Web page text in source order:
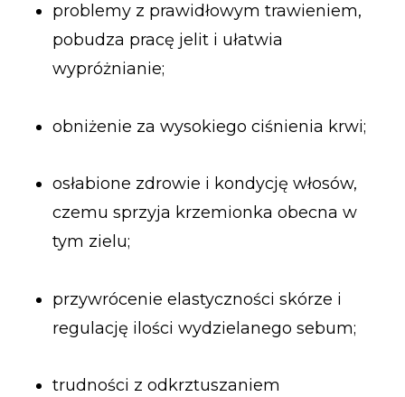
problemy z prawidłowym trawieniem,
pobudza pracę jelit i ułatwia
wypróżnianie;
obniżenie za wysokiego ciśnienia krwi;
osłabione zdrowie i kondycję włosów,
czemu sprzyja krzemionka obecna w
tym zielu;
przywrócenie elastyczności skórze i
regulację ilości wydzielanego sebum;
trudności z odkrztuszaniem